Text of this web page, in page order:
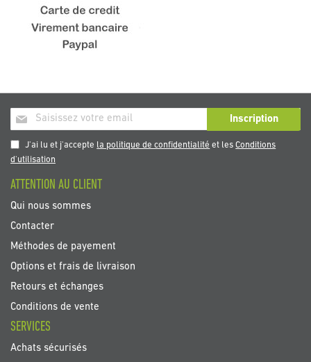
Inscription
à
notre
newsletter
Inscription
J'ai lu et j'accepte la politique de confidentialité et lesConditions
d'utilisation
ATTENTION AU CLIENT
Qui nous sommes
Contacter
Méthodes de payement
Options et frais de livraison
Retours et échanges
Conditions de vente
SERVICES
Achats sécurisés